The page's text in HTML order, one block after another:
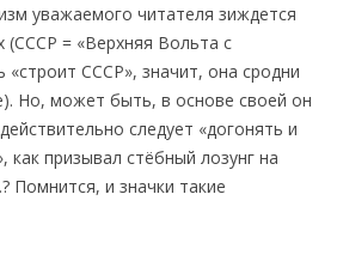
уважаемого читателя зиждется
(СССР = «Верхняя Вольта с
«строит СССР», значит, она сродни
Но, может быть, в основе своей он
следует «догонять и
как призывал стёбный лозунг на
Помнится, и значки такие